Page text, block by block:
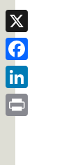
X
Facebook
LinkedIn